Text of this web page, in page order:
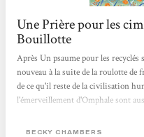
Une Prière pour les
Bouillotte
Après Un psaume pour les recyclés
nouveau à la suite de la roulotte
de ce qu'il reste de la civilisation
l'émerveillement d'Omphale sont
ceux de Dex, toujours à la
BECKY CHAMBERS